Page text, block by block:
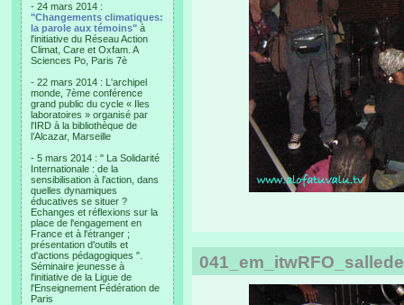
- 24 mars 2014 :
"Changements climatiques:
la parole aux témoins" à
l'initiative du Réseau Action
Climat, Care et Oxfam. A
Sciences Po, Paris 7è
- 22 mars 2014 : L'archipel
monde, 7ème conférence
grand public du cycle « Iles
laboratoires » organisé par
l'IRD à la bibliothèque de
l’Alcazar, Marseille
- 5 mars 2014 : " La Solidarité
Internationale : de la
sensibilisation à l'action, dans
quelles dynamiques
éducatives se situer ?
Echanges et réflexions sur la
place de l'engagement en
France et à l'étranger ;
présentation d'outils et
d'actions pédagogiques ".
Séminaire jeunesse à
l'initiative de la Ligue de
l'Enseignement Fédération de
Paris